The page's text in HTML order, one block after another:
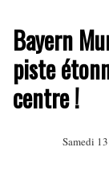
Bayern
piste
centre !
Samedi